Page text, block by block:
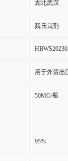
湖北武汉
魏氏试剂
用于外贸出
50MG/瓶
95%